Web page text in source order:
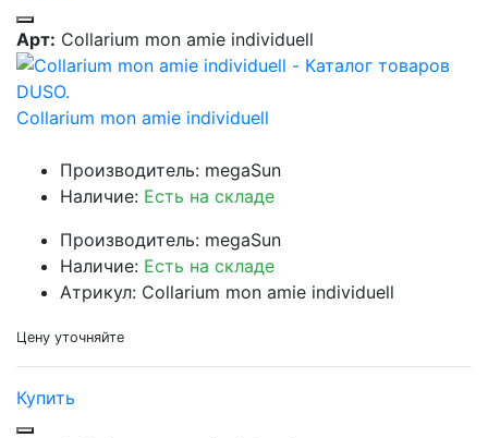
Арт: Collarium mon amie individuell
Collarium mon amie individuell
Производитель: megaSun
Наличие: Есть на складе
Производитель: megaSun
Наличие: Есть на складе
Атрикул: Collarium mon amie individuell
Цену уточняйте
Купить